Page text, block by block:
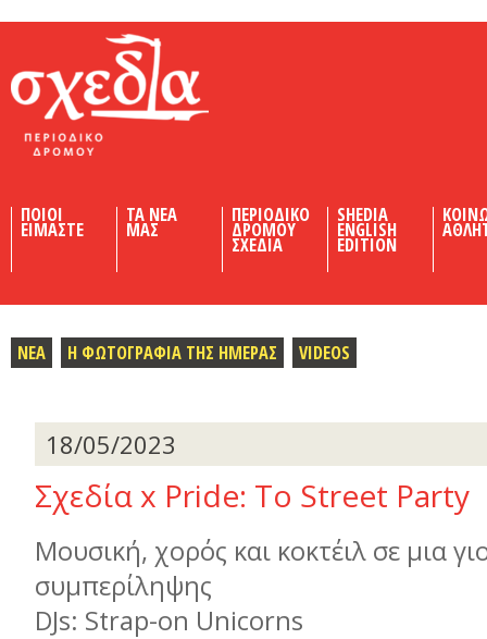
ΠΟΙΟΙ
ΕΙΜΑΣΤΕ
ΤΑ ΝΕΑ
ΜΑΣ
ΠΕΡΙΟΔΙΚΟ
ΔΡΟΜΟΥ
ΣΧΕΔΙΑ
SHEDIA
ENGLISH
EDITION
ΝΕΑ Η ΦΩΤΟΓΡΑΦΙΑ ΤΗΣ ΗΜΕΡΑΣ VIDEOS
18/05/2023
Σχεδία x Pride: Το Street Party
Μουσική, χορός και κοκτέιλ σε μια
συμπερίληψης
DJs: Strap-on Unicorns